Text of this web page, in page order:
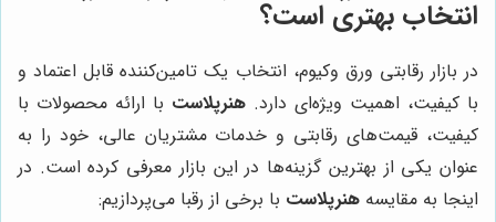
انتخاب بهتری است؟
در بازار رقابتی ورق وکیوم، انتخاب یک تامین‌کننده قابل اعتماد و
با کیفیت، اهمیت ویژه‌ای دارد. هنرپلاست با ارائه محصولات با
کیفیت، قیمت‌های رقابتی و خدمات مشتریان عالی، خود را به
عنوان یکی از بهترین گزینه‌ها در این بازار معرفی کرده است. در
اینجا به مقایسه هنرپلاست با برخی از رقبا می‌پردازیم: